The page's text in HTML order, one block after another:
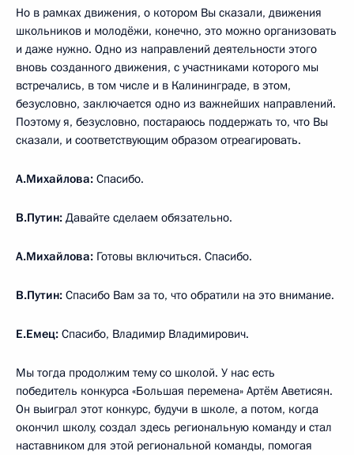
Но в рамках движения, о котором Вы сказали, движения
школьников и молодёжи, конечно, это можно организовать
и даже нужно. Одно из направлений деятельности этого
вновь созданного движения, с участниками которого мы
встречались, в том числе и в Калининграде, в этом,
безусловно, заключается одно из важнейших направлений.
Поэтому я, безусловно, постараюсь поддержать то, что Вы
сказали, и соответствующим образом отреагировать.
А.Михайлова: Спасибо.
В.Путин: Давайте сделаем обязательно.
А.Михайлова: Готовы включиться. Спасибо.
В.Путин: Спасибо Вам за то, что обратили на это внимание.
Е.Емец: Спасибо, Владимир Владимирович.
Мы тогда продолжим тему со школой. У нас есть
победитель конкурса «Большая перемена» Артём Аветисян.
Он выиграл этот конкурс, будучи в школе, а потом, когда
окончил школу, создал здесь региональную команду и стал
наставником для этой региональной команды, помогая